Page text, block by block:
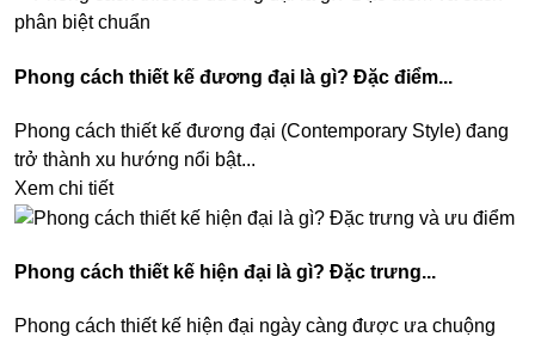
Phong cách thiết kế đương đại là gì? Đặc điểm...
Phong cách thiết kế đương đại (Contemporary Style) đang
trở thành xu hướng nổi bật...
Xem chi tiết
Phong cách thiết kế hiện đại là gì? Đặc trưng...
Phong cách thiết kế hiện đại ngày càng được ưa chuộng